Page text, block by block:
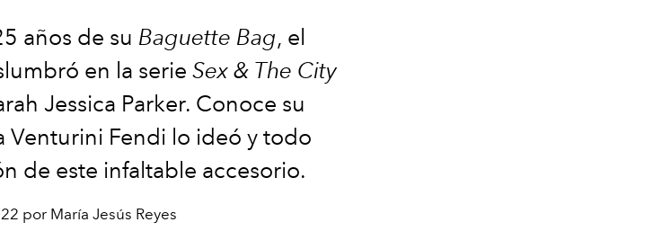
años de su Baguette Bag, el
en la serie Sex & The City
Jessica Parker. Conoce su
Venturini Fendi lo ideó y todo
de este infaltable accesorio.
por María Jesús Reyes